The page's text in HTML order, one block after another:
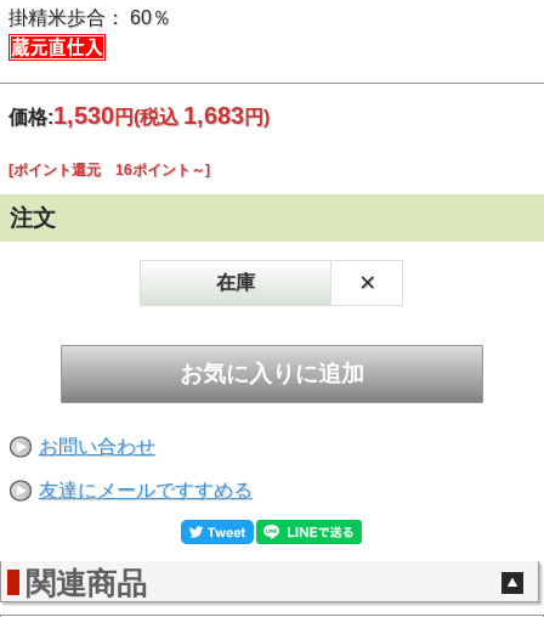
掛精米歩合： 60％
価格:1,530円(税込 1,683円)
[ポイント還元 16ポイント～]
注文
在庫 ×
お問い合わせ
友達にメールですすめる
関連商品